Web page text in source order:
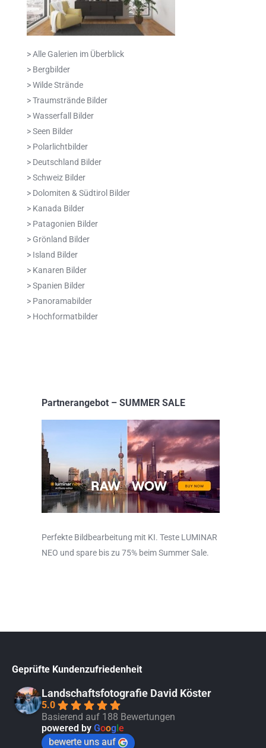
> Alle Galerien im Überblick
> Bergbilder
> Wilde Strände
> Traumstrände Bilder
> Wasserfall Bilder
> Seen Bilder
> Polarlichtbilder
> Deutschland Bilder
> Schweiz Bilder
> Dolomiten & Südtirol Bilder
> Kanada Bilder
> Patagonien Bilder
> Grönland Bilder
> Island Bilder
> Kanaren Bilder
> Spanien Bilder
> Panoramabilder
> Hochformatbilder
Partnerangebot – SUMMER SALE
Perfekte Bildbearbeitung mit KI. Teste LUMINAR
NEO und spare bis zu 75% beim Summer Sale.
Geprüfte Kundenzufriedenheit
Landschaftsfotografie David Köster
5.0
Basierend auf 188 Bewertungen
powered by Google
bewerte uns auf